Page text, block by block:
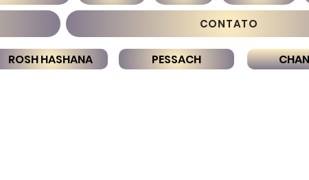
CONTATO
ROSH HASHANA PESSACH